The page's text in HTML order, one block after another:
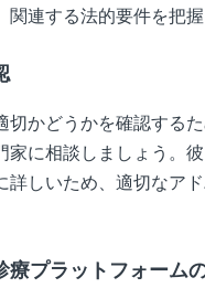
関連する法的要件を把握
切かどうかを確認する
家に相談しましょう。
詳しいため、適切なア
療プラットフォーム